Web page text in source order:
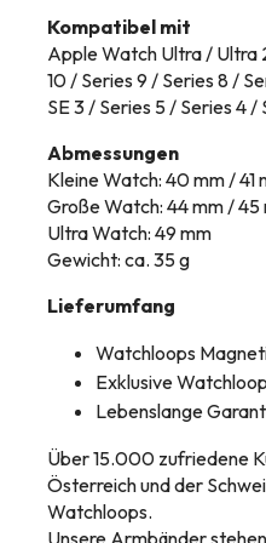
Kompatibel mit
Apple Watch Ultra / Ultra
10 / Series 9 / Series 8 /
SE 3 / Series 5 / Series 4 /
Abmessungen
Kleine Watch: 40 mm / 41
Große Watch: 44 mm / 45
Ultra Watch: 49 mm
Gewicht: ca. 35 g
Lieferumfang
Watchloops
Exklusive
Lebenslange
Über 15.000 zufriedene
Österreich und der
Watchloops.
Unsere Armbänder